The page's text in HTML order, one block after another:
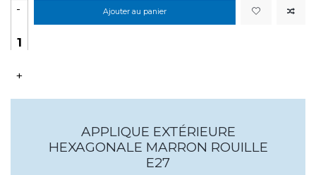
-
+
Ajouter au panier
APPLIQUE EXTÉRIEURE
HEXAGONALE MARRON ROUILLE
E27